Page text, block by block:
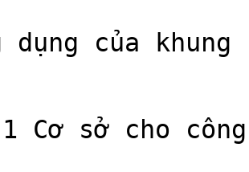
dụng của
Cơ sở cho